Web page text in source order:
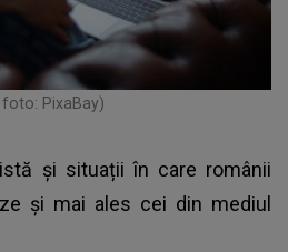
PixaBay)
și situații în care românii
și mai ales cei din mediul